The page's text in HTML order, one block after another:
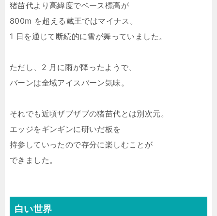
猪苗代より高緯度でベース標高が
800m を超える蔵王ではマイナス。
1 日を通じて断続的に雪が舞っていました。
ただし、2 月に雨が降ったようで、
バーンは全域アイスバーン気味。
それでも近頃ザブザブの猪苗代とは別次元。
エッジをギンギンに研いだ板を
持参していったので存分に楽しむことが
できました。
白い世界